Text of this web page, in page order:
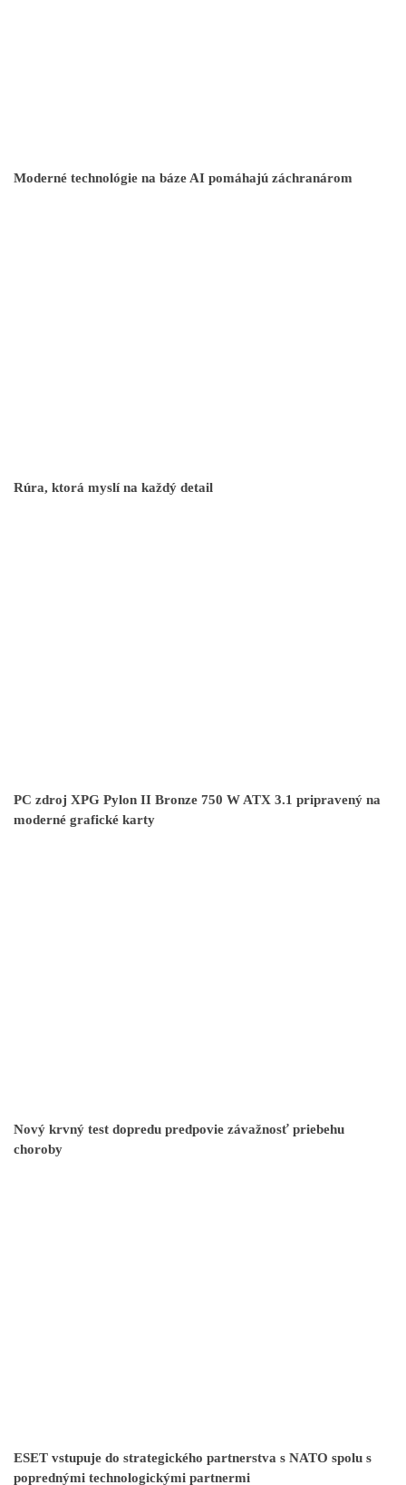
Moderné technológie na báze AI pomáhajú záchranárom
Rúra, ktorá myslí na každý detail
PC zdroj XPG Pylon II Bronze 750 W ATX 3.1 pripravený na
moderné grafické karty
Nový krvný test dopredu predpovie závažnosť priebehu
choroby
ESET vstupuje do strategického partnerstva s NATO spolu s
poprednými technologickými partnermi